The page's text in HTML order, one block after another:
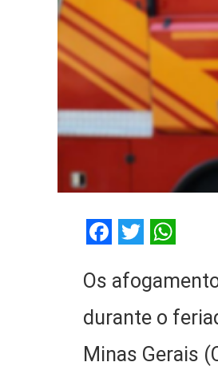
Os
durante o
Minas Gerais